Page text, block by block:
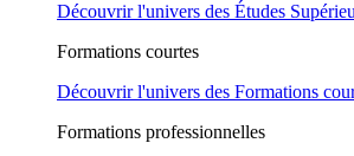
Découvrir l'univers des Études
Formations courtes
Découvrir l'univers des Formations
Formations professionnelles